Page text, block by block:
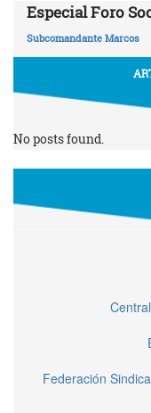
Especial Foro
Subcomandante Marcos
No posts found.
Federación